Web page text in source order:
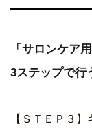
「サロンケア用
3ステップで行
【ＳＴＥＰ３